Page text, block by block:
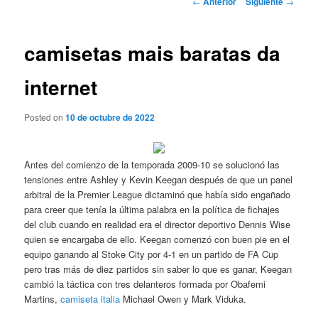
camisetas mais baratas da
internet
Posted on10 de octubre de 2022
Antes del comienzo de la temporada 2009-10 se solucionó las
tensiones entre Ashley y Kevin Keegan después de que un panel
arbitral de la Premier League dictaminó que había sido engañado
para creer que tenía la última palabra en la política de fichajes
del club cuando en realidad era el director deportivo Dennis Wise
quien se encargaba de ello. Keegan comenzó con buen pie en el
equipo ganando al Stoke City por 4-1 en un partido de FA Cup
pero tras más de diez partidos sin saber lo que es ganar, Keegan
cambió la táctica con tres delanteros formada por Obafemi
Martins,camiseta italia Michael Owen y Mark Viduka.